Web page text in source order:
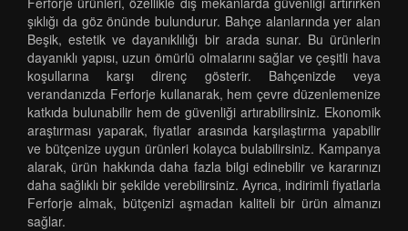
şıklığı da göz önünde bulundurur. Bahçe alanlarında yer alan
Beşik, estetik ve dayanıklılığı bir arada sunar. Bu ürünlerin
dayanıklı yapısı, uzun ömürlü olmalarını sağlar ve çeşitli hava
koşullarına karşı direnç gösterir. Bahçenizde veya
verandanızda Ferforje kullanarak, hem çevre düzenlemenize
katkıda bulunabilir hem de güvenliği artırabilirsiniz. Ekonomik
araştırması yaparak, fiyatlar arasında karşılaştırma yapabilir
ve bütçenize uygun ürünleri kolayca bulabilirsiniz. Kampanya
alarak, ürün hakkında daha fazla bilgi edinebilir ve kararınızı
daha sağlıklı bir şekilde verebilirsiniz. Ayrıca, indirimli fiyatlarla
Ferforje almak, bütçenizi aşmadan kaliteli bir ürün almanızı
sağlar.